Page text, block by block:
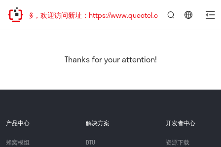
址已迁移，欢迎访问新址：https://www.quectel.com.cn
Thanks for your attention!
产品中心
蜂窝模组
解决方案
DTU
开发者中心
资源下载